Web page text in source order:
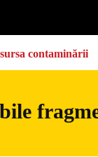
contaminării